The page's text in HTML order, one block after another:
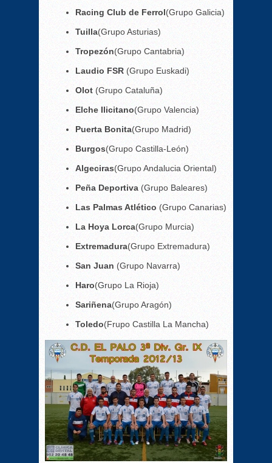
Racing Club de Ferrol(Grupo Galicia)
Tuilla(Grupo Asturias)
Tropezón(Grupo Cantabria)
Laudio FSR (Grupo Euskadi)
Olot (Grupo Cataluña)
Elche Ilicitano(Grupo Valencia)
Puerta Bonita(Grupo Madrid)
Burgos(Grupo Castilla-León)
Algeciras(Grupo Andalucia Oriental)
Peña Deportiva (Grupo Baleares)
Las Palmas Atlético (Grupo Canarias)
La Hoya Lorca(Grupo Murcia)
Extremadura(Grupo Extremadura)
San Juan (Grupo Navarra)
Haro(Grupo La Rioja)
Sariñena(Grupo Aragón)
Toledo(Frupo Castilla La Mancha)